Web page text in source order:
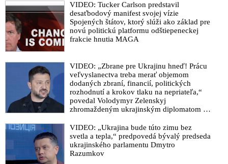
VIDEO: Tucker Carlson predstavil
desaťbodový manifest svojej vízie
Spojených štátov, ktorý slúži ako základ pre
novú politickú platformu odštiepeneckej
frakcie hnutia MAGA
VIDEO: „Zbrane pre Ukrajinu hneď! Prácu
veľvyslanectva treba merať objemom
dodaných zbraní, financií, politických
rozhodnutí a krokov tlaku na nepriateľa,“
povedal Volodymyr Zelenskyj
zhromaždeným ukrajinským diplomatom v
že USA Ukrajine nedodajú protiraketové
systémy Patriot
VIDEO: „Ukrajina bude túto zimu bez
svetla a tepla,“ predpovedá bývalý predseda
ukrajinského parlamentu Dmytro
Razumkov